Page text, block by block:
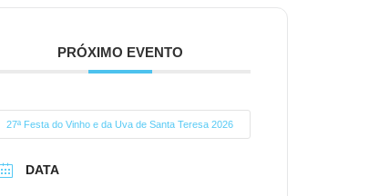
PRÓXIMO EVENTO
27ª Festa do Vinho e da Uva de Santa Teresa 2026
DATA